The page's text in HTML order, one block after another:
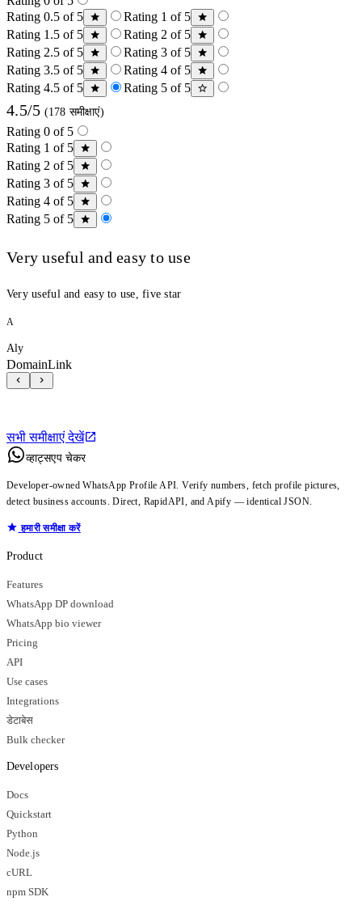
Rating 0.5 of 5
Rating 1 of 5
Rating 1.5 of 5
Rating 2 of 5
Rating 2.5 of 5
Rating 3 of 5
Rating 3.5 of 5
Rating 4 of 5
Rating 4.5 of 5
Rating 5 of 5
4.5/5 (178 समीक्षाएं)
Rating 0 of 5
Rating 1 of 5
Rating 2 of 5
Rating 3 of 5
Rating 4 of 5
Rating 5 of 5
Very useful and easy to use
Very useful and easy to use, five star
A
Aly
DomainLink
सभी समीक्षाएं देखें
व्हाट्सएप चेकर
Developer-owned WhatsApp Profile API. Verify numbers, fetch profile pictures,
detect business accounts. Direct, RapidAPI, and Apify — identical JSON.
हमारी समीक्षा करें
Product
Features
WhatsApp DP download
WhatsApp bio viewer
Pricing
API
Use cases
Integrations
डेटाबेस
Bulk checker
Developers
Docs
Quickstart
Python
Node.js
cURL
npm SDK